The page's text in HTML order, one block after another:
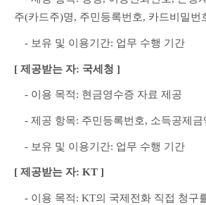
주(카드주)명, 주민등록번호, 카드비밀번
- 보유 및 이용기간: 업무 수행 기간
[ 제공받는 자: 국세청 ]
- 이용 목적: 현금영수증 자료 제공
- 제공 항목: 주민등록번호, 소득공제금
- 보유 및 이용기간: 업무 수행 기간
[ 제공받는 자: KT ]
- 이용 목적: KT의 국제전화 직접 청구